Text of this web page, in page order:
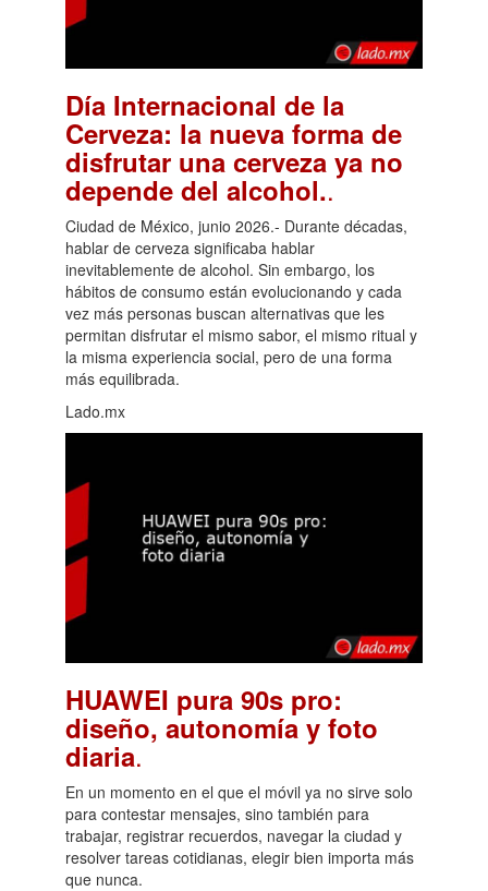
Día Internacional de la
Cerveza: la nueva forma de
disfrutar una cerveza ya no
depende del alcohol..
Ciudad de México, junio 2026.- Durante décadas,
hablar de cerveza significaba hablar
inevitablemente de alcohol. Sin embargo, los
hábitos de consumo están evolucionando y cada
vez más personas buscan alternativas que les
permitan disfrutar el mismo sabor, el mismo ritual y
la misma experiencia social, pero de una forma
más equilibrada.
Lado.mx
HUAWEI pura 90s pro:
diseño, autonomía y foto
diaria.
En un momento en el que el móvil ya no sirve solo
para contestar mensajes, sino también para
trabajar, registrar recuerdos, navegar la ciudad y
resolver tareas cotidianas, elegir bien importa más
que nunca.